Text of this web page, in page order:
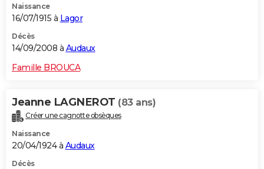
Naissance
16/07/1915 à Lagor
Décès
14/09/2008 à Audaux
Famille BROUCA
Jeanne LAGNEROT (83 ans)
Créer une cagnotte obsèques
Naissance
20/04/1924 à Audaux
Décès